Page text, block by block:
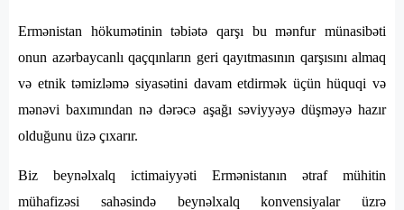
Ermənistan hökumətinin təbiətə qarşı bu mənfur münasibəti
onun azərbaycanlı qaçqınların geri qayıtmasının qarşısını almaq
və etnik təmizləmə siyasətini davam etdirmək üçün hüquqi və
mənəvi baxımından nə dərəcə aşağı səviyyəyə düşməyə hazır
olduğunu üzə çıxarır.
Biz beynəlxalq ictimaiyyəti Ermənistanın ətraf mühitin
mühafizəsi sahəsində beynəlxalq konvensiyalar üzrə